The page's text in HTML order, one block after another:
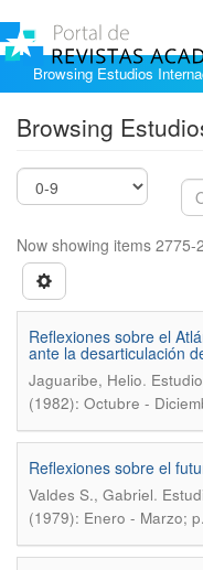
Browsing Estudios
Browsing
Now showing items 2775-
Reflexiones sobre el
ante la desarticulación
Jaguaribe, Helio.
(1982): Octubre -
Reflexiones sobre el
Valdes S., Gabriel.
(1979): Enero - Marzo;